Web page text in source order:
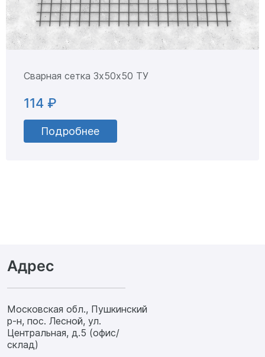
Сварная сетка 3х50х50 ТУ
114 ₽
Подробнее
Адрес
Московская обл., Пушкинский
р-н, пос. Лесной, ул.
Центральная, д.5 (офис/
склад)